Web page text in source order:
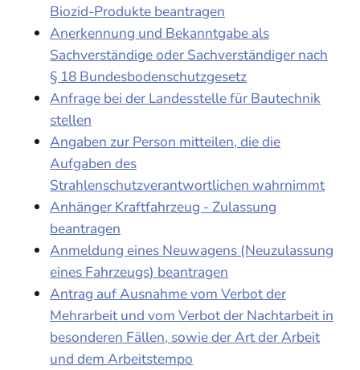
Biozid-Produkte beantragen
Anerkennung und Bekanntgabe als
Sachverständige oder Sachverständiger nach
§ 18 Bundesbodenschutzgesetz
Anfrage bei der Landesstelle für Bautechnik
stellen
Angaben zur Person mitteilen, die die
Aufgaben des
Strahlenschutzverantwortlichen wahrnimmt
Anhänger Kraftfahrzeug - Zulassung
beantragen
Anmeldung eines Neuwagens (Neuzulassung
eines Fahrzeugs) beantragen
Antrag auf Ausnahme vom Verbot der
Mehrarbeit und vom Verbot der Nachtarbeit in
besonderen Fällen, sowie der Art der Arbeit
und dem Arbeitstempo